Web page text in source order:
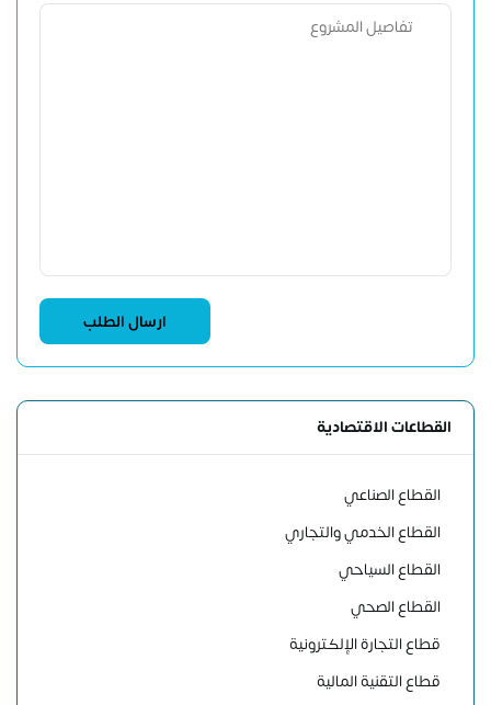
القطاعات الاقتصادية
القطاع الصناعي
القطاع الخدمي والتجاري
القطاع السياحي
القطاع الصحي
قطاع التجارة الإلكترونية
قطاع التقنية المالية